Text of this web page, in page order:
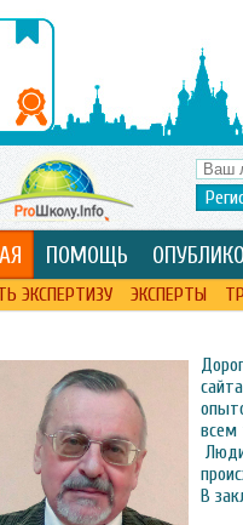
ПОМОЩЬ
ЭКСПЕРТИЗУ ЭКСПЕРТЫ
всем
В